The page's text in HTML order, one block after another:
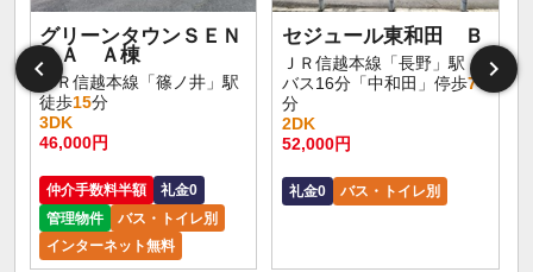
グリーンタウンＳＥＮ
ＤＡ Ａ棟
ＪＲ信越本線「篠ノ井」駅
徒歩15分
3DK
46,000円
仲介手数料半額
礼金0
管理物件
バス・トイレ別
インターネット無料
セジュール東和田 Ｂ
ＪＲ信越本線「長野」駅
バス16分「中和田」停歩7
分
2DK
52,000円
礼金0 バス・トイレ別